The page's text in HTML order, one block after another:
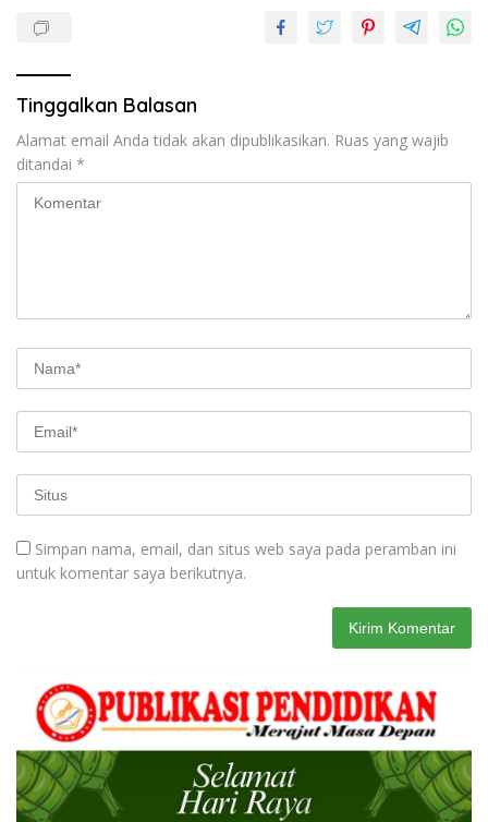
Tinggalkan Balasan
Alamat email Anda tidak akan dipublikasikan. Ruas yang wajib
ditandai *
Simpan nama, email, dan situs web saya pada peramban ini
untuk komentar saya berikutnya.